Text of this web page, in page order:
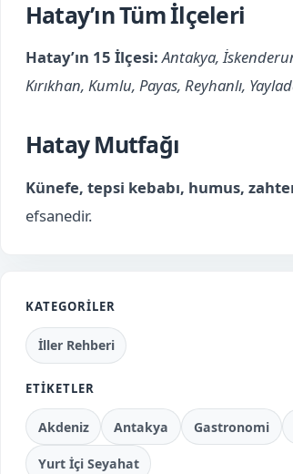
Hatay’ın Tüm İlçeleri
Hatay’ın 15 İlçesi: Antakya,
Kırıkhan, Kumlu, Payas, Reyhanlı,
Hatay Mutfağı
Künefe, tepsi kebabı, humus,
efsanedir.
KATEGORILER
İller Rehberi
ETIKETLER
Akdeniz Antakya Gastronomi
Yurt İçi Seyahat